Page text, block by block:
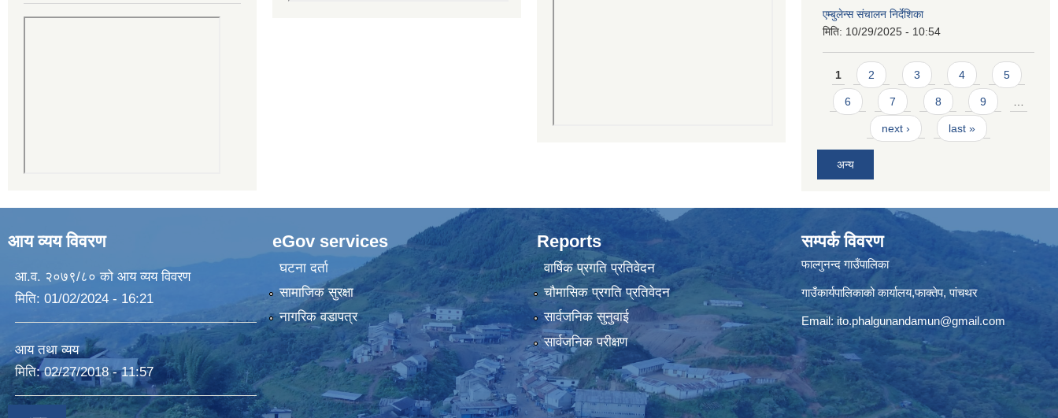
एम्बुलेन्स संचालन निर्देशिका
मिति: 10/29/2025 - 10:54
Pages
1 2 3 4 5
6 7 8 9
next › last »
अन्य
आय व्यय विवरण
आ.व. २०७९/८० को आय व्यय विवरण
मिति: 01/02/2024 - 16:21
आय तथा व्यय
मिति:02/27/2018 - 11:57
eGov services
घटना दर्ता
सामाजिक सुरक्षा
नागरिक वडापत्र
Reports
वार्षिक प्रगति प्रतिवेदन
चौमासिक प्रगति प्रतिवेदन
सार्वजनिक सुनुवाई
सार्वजनिक परीक्षण
सम्पर्क विवरण
फाल्गुनन्द गाउँपालिका
गाउँकार्यपालिकाको कार्यालय,फाक्तेप, पांचथर
Email: ito.phalgunandamun@gmail.com